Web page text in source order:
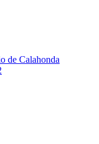
de Calahonda